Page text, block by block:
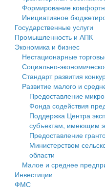
Государственные услуги
Промышленность и АПК
Экономика и бизнес
Символика
Устав
Гостям округа
Туризм
Культура
Образование
Здравоохранение
Социальная защита
Фотоальбом
муниципального округа
Администрация
Тверской области
Управление сельскими
Открытые данные
Работа с обращениями
Муниципальный контроль
Муниципальные услуги
Проекты
Финансовое управление
Бюджет для граждан
Имущество
Выявление
объектов недвижимости
Имущественная
среднего
Информационная
среднего
Формирование
Инициативное
Государственные услуги
Промышленность и АПК
Экономика и бизнес
Нестационарные
Социально-
Стандарт развития
Развитие малого и
Предоставление
Фонда содействия
Поддержка Центра
субъектам, имеющим
Предоставление
Министерством
области
Малое и среднее
Инвестиции
ФМС